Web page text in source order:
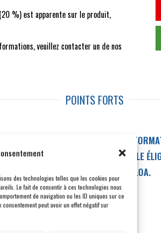
des technologies telles que les cookies pour
Le fait de consentir à ces technologies nous
de navigation ou les ID uniques sur ce
peut avoir un effet négatif sur
%) est apparente sur le produit,
veuillez contacter un de nos
POINTS FORTS
AMÉLIORÉ
VÉHICULE
BAIL / LOA.